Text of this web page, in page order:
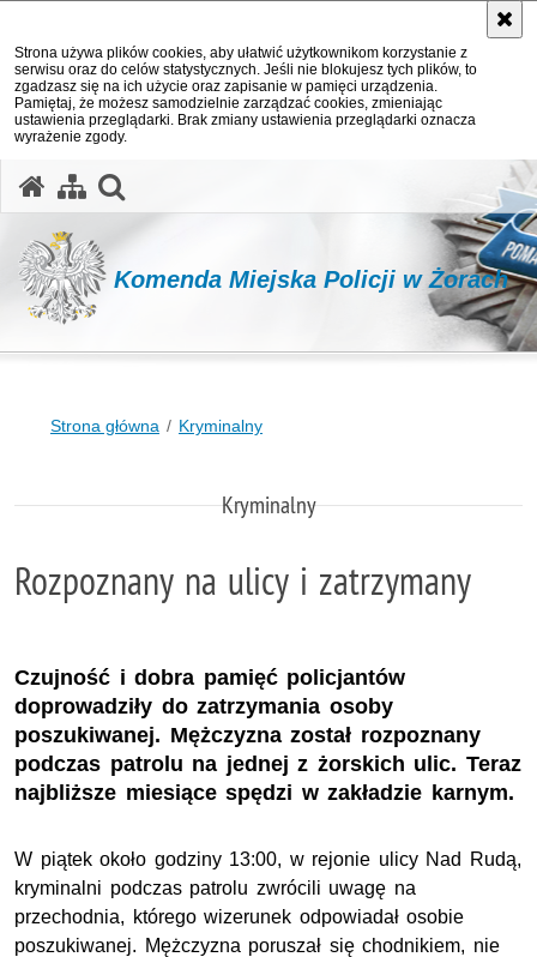
Strona używa plików cookies, aby ułatwić użytkownikom korzystanie z
serwisu oraz do celów statystycznych. Jeśli nie blokujesz tych plików, to
zgadzasz się na ich użycie oraz zapisanie w pamięci urządzenia.
Pamiętaj, że możesz samodzielnie zarządzać cookies, zmieniając
ustawienia przeglądarki. Brak zmiany ustawienia przeglądarki oznacza
wyrażenie zgody.
Komenda Miejska Policji w Żorach
Strona główna Kryminalny
Kryminalny
Rozpoznany na ulicy i zatrzymany
Czujność i dobra pamięć policjantów
doprowadziły do zatrzymania osoby
poszukiwanej. Mężczyzna został rozpoznany
podczas patrolu na jednej z żorskich ulic. Teraz
najbliższe miesiące spędzi w zakładzie karnym.
W piątek około godziny 13:00, w rejonie ulicy Nad Rudą,
kryminalni podczas patrolu zwrócili uwagę na
przechodnia, którego wizerunek odpowiadał osobie
poszukiwanej. Mężczyzna poruszał się chodnikiem, nie